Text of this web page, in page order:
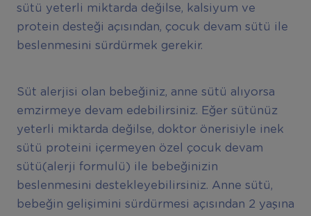
sütü yeterli miktarda değilse, kalsiyum ve
protein desteği açısından, çocuk devam sütü ile
beslenmesini sürdürmek gerekir.
Süt alerjisi olan bebeğiniz, anne sütü alıyorsa
emzirmeye devam edebilirsiniz. Eğer sütünüz
yeterli miktarda değilse, doktor önerisiyle inek
sütü proteini içermeyen özel çocuk devam
sütü(alerji formulü) ile bebeğinizin
beslenmesini destekleyebilirsiniz. Anne sütü,
bebeğin gelişimini sürdürmesi açısından 2 yaşına